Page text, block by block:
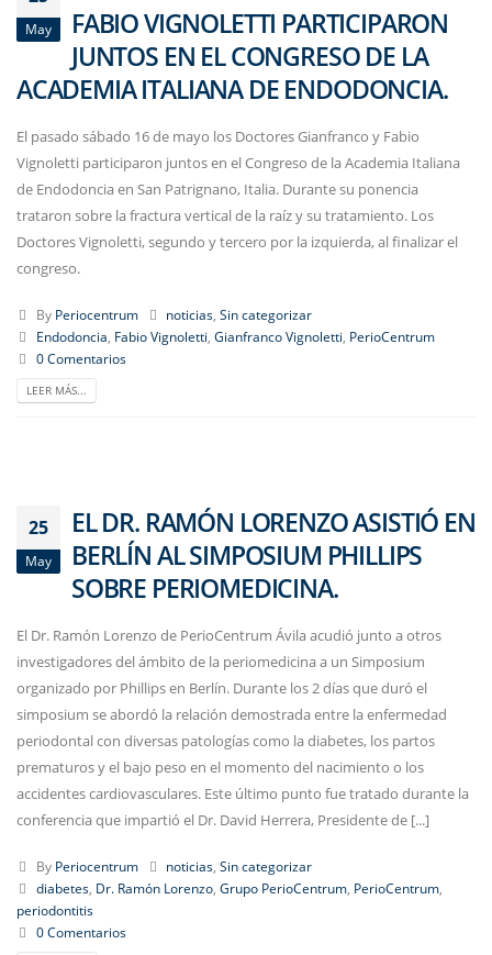
May
FABIO VIGNOLETTI PARTICIPARON
JUNTOS EN EL CONGRESO DE LA
ACADEMIA ITALIANA DE ENDODONCIA.
El pasado sábado 16 de mayo los Doctores Gianfranco y Fabio
Vignoletti participaron juntos en el Congreso de la Academia Italiana
de Endodoncia en San Patrignano, Italia. Durante su ponencia
trataron sobre la fractura vertical de la raíz y su tratamiento. Los
Doctores Vignoletti, segundo y tercero por la izquierda, al finalizar el
congreso.
By Periocentrum noticias ,Sin categorizar
Endodoncia Fabio Vignoletti Gianfranco Vignoletti PerioCentrum
0 Comentarios
LEER MÁS...
25
May
EL DR. RAMÓN LORENZO ASISTIÓ EN
BERLÍN AL SIMPOSIUM PHILLIPS
SOBRE PERIOMEDICINA.
El Dr. Ramón Lorenzo de PerioCentrum Ávila acudió junto a otros
investigadores del ámbito de la periomedicina a un Simposium
organizado por Phillips en Berlín. Durante los 2 días que duró el
simposium se abordó la relación demostrada entre la enfermedad
periodontal con diversas patologías como la diabetes, los partos
prematuros y el bajo peso en el momento del nacimiento o los
accidentes cardiovasculares. Este último punto fue tratado durante la
conferencia que impartió el Dr. David Herrera, Presidente de [...]
By Periocentrum noticias ,Sin categorizar
diabetes, Dr. Ramón Lorenzo, Grupo PerioCentrum, PerioCentrum,
periodontitis
0 Comentarios